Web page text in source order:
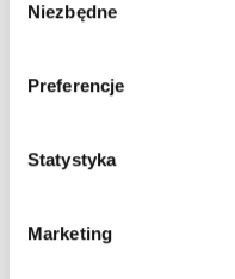
zgody
Niezbędne
Preferencje
Statystyka
Marketing
udział w programie
Współcześni
biznesowego – są coraz